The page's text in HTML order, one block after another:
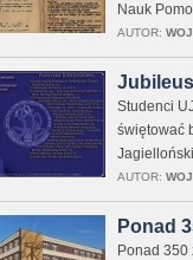
Nauk
AUTOR:
Studenci
świętować
AUTOR:
Ponad
Ponad 350